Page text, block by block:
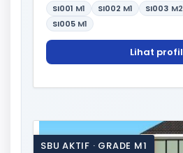
SI001 M1 SI002 M1 SI003 M2
SI005 M1
Lihat profil
SBU AKTIF · GRADE M1